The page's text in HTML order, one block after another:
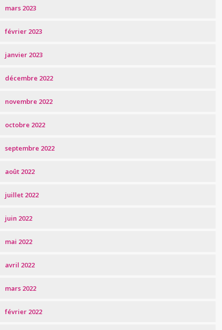
mars 2023
février 2023
janvier 2023
décembre 2022
novembre 2022
octobre 2022
septembre 2022
août 2022
juillet 2022
juin 2022
mai 2022
avril 2022
mars 2022
février 2022